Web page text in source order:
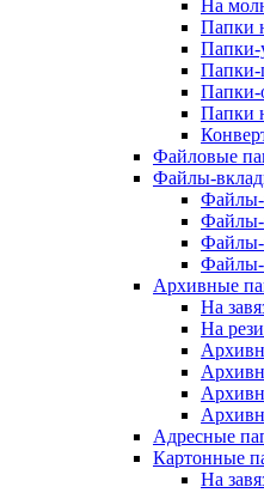
На
Папки
Папки-
Папки-
Папки-
Папки
Файловые
Файлы-
Архивные
На
На
Адресные
Картонные
На